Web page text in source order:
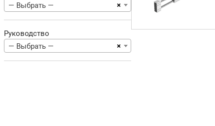
×
— Выбрать —
Руководство
×
— Выбрать —